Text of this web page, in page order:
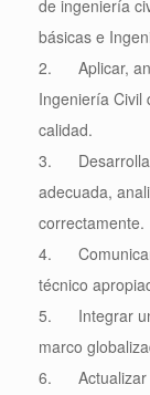
de ingeniería
básicas e
2. Aplicar,
Ingeniería Civil
calidad.
3. Desarrollar
adecuada,
correctamente.
4. Comunicar
técnico
5. Integrar
marco
6. Actualizar